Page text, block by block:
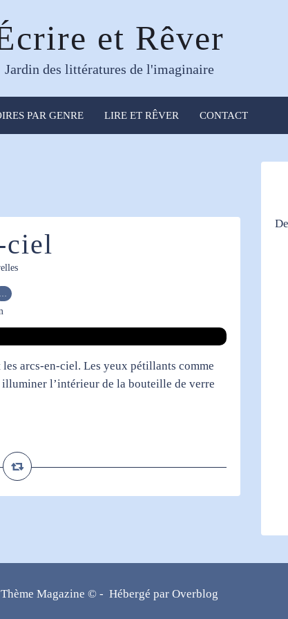
et Rêver
Jardin des littératures de l'imaginaire
PAR GENRE LIRE ET RÊVER CONTACT
ciel
…
arcs-en-ciel. Les yeux pétillants comme
l’intérieur de la bouteille de verre
Thème Magazine © - Hébergé par Overblog